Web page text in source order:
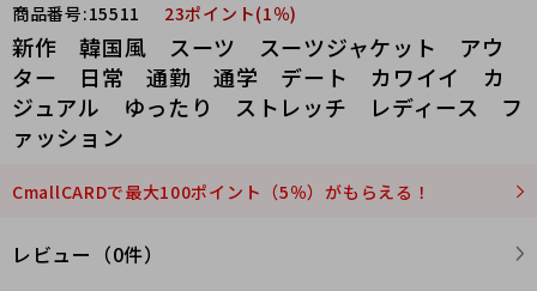
商品番号:15511 23ポイント(1％)
新作 韓国風 スーツ スーツジャケット アウ
ター 日常 通勤 通学 デート カワイイ カ
ジュアル ゆったり ストレッチ レディース フ
ァッション
CmallCARDで最大100ポイント（5％）がもらえる！
レビュー（0件）